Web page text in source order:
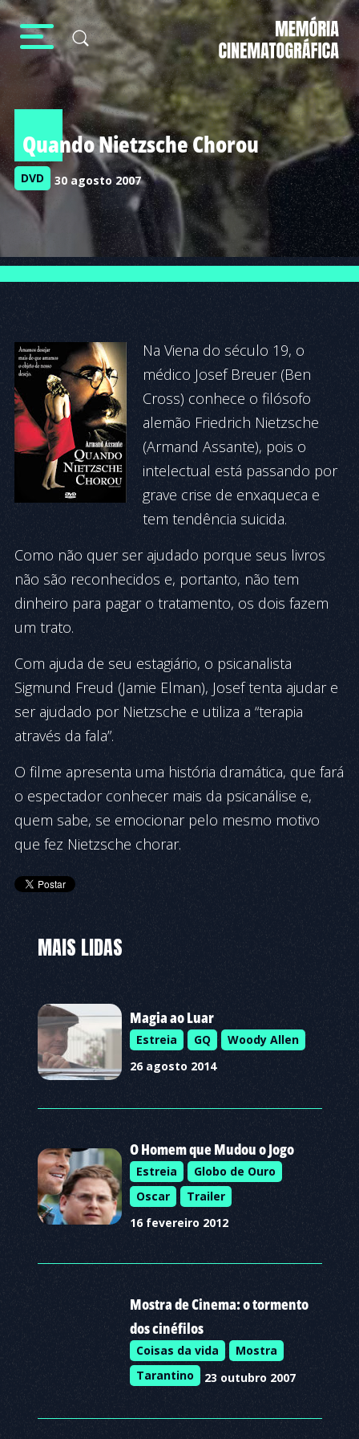
Quando Nietzsche Chorou
DVD 30 agosto 2007
Na Viena do século 19, o
médico Josef Breuer (Ben
Cross) conhece o filósofo
alemão Friedrich Nietzsche
(Armand Assante), pois o
intelectual está passando por
grave crise de enxaqueca e
tem tendência suicida.
Como não quer ser ajudado porque seus livros
não são reconhecidos e, portanto, não tem
dinheiro para pagar o tratamento, os dois fazem
um trato.
Com ajuda de seu estagiário, o psicanalista
Sigmund Freud (Jamie Elman), Josef tenta ajudar e
ser ajudado por Nietzsche e utiliza a “terapia
através da fala”.
O filme apresenta uma história dramática, que fará
o espectador conhecer mais da psicanálise e,
quem sabe, se emocionar pelo mesmo motivo
que fez Nietzsche chorar.
MAIS LIDAS
Magia ao Luar
Estreia GQ
Woody Allen
26 agosto 2014
O Homem que Mudou o Jogo
Estreia
Globo de Ouro
Oscar
Trailer
16 fevereiro 2012
Mostra de Cinema: o tormento
dos cinéfilos
Coisas da vida
Mostra
Tarantino
23 outubro 2007